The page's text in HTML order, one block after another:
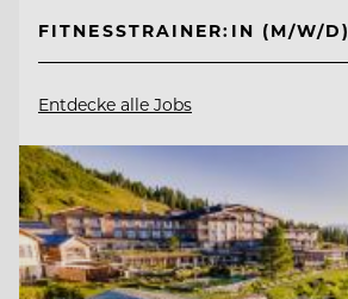
FITNESSTRAINER:IN (M/W/D)
Entdecke alle Jobs